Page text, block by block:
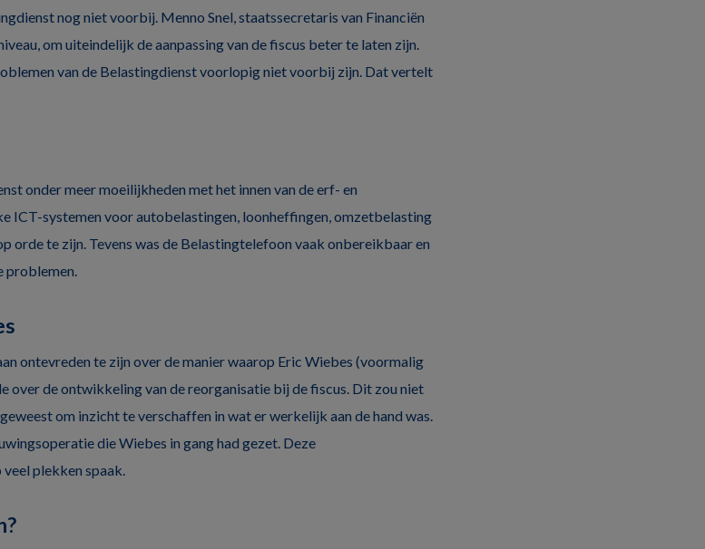
nog niet voorbij. Menno Snel, staatssecretaris van Financiën
om uiteindelijk de aanpassing van de fiscus beter te laten zijn.
van de Belastingdienst voorlopig niet voorbij zijn. Dat vertelt
onder meer moeilijkheden met het innen van de erf- en
ICT-systemen voor autobelastingen, loonheffingen, omzetbelasting
orde te zijn. Tevens was de Belastingtelefoon vaak onbereikbaar en
problemen.
ontevreden te zijn over de manier waarop Eric Wiebes (voormalig
over de ontwikkeling van de reorganisatie bij de fiscus. Dit zou niet
om inzicht te verschaffen in wat er werkelijk aan de hand was.
die Wiebes in gang had gezet. Deze
plekken spaak.